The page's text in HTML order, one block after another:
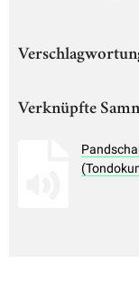
Verknüpfte